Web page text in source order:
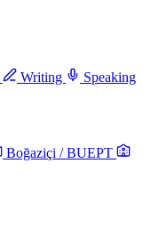
Writing Speaking
Boğaziçi / BUEPT